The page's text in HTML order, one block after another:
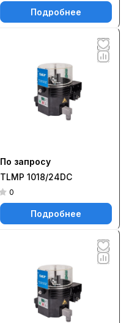
Подробнее
По запросу
TLMP 1018/24DC
0
Подробнее